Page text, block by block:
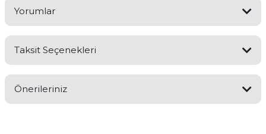
Yorumlar
Yorum Yaz
Taksit Seçenekleri
Önerileriniz